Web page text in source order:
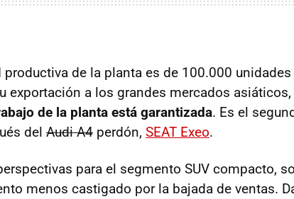
productiva de la planta es de 100.000 unidades
exportación a los grandes mercados
de la planta está garantizada. Es el
del Audi A4 perdón, SEAT Exeo.
para el segmento SUV compacto,
menos castigado por la bajada de ventas.